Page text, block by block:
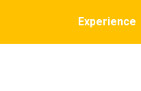
Experience